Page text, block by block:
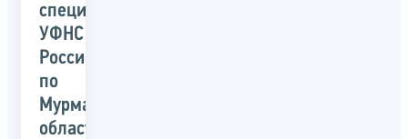
специалисты
УФНС
России
по
Мурманской
области